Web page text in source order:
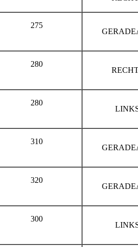
275
280
280
310
320
300